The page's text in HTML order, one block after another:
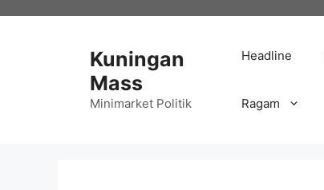
Kuningan
Mass
Minimarket Politik
Headline
Ragam